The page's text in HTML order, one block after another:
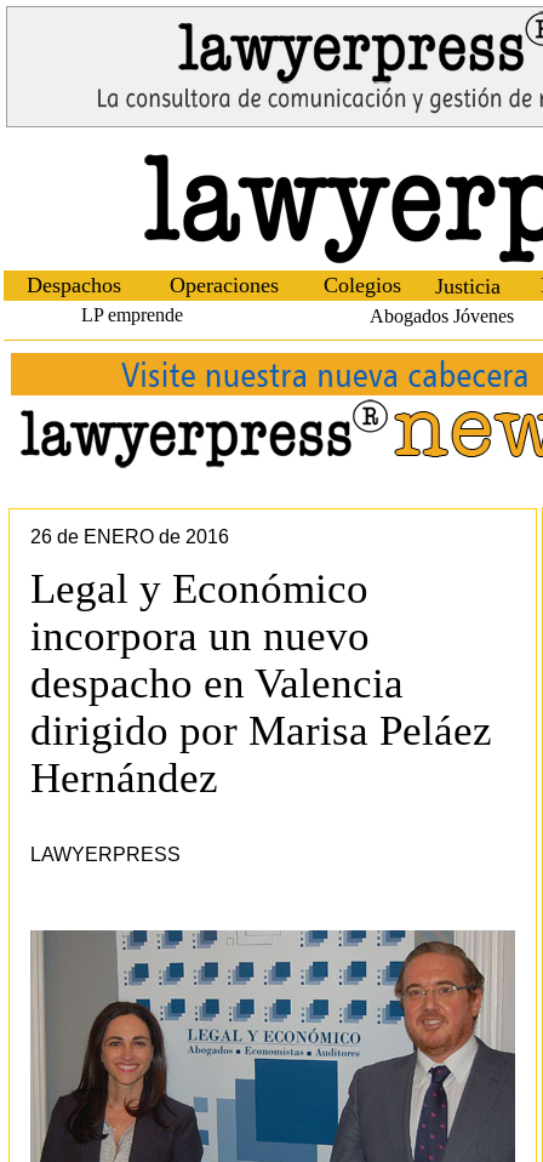
Despachos Operaciones Colegios Justicia
LP emprende Abogados Jóvenes
26 de ENERO de 2016
Legal y Económico
incorpora un nuevo
despacho en Valencia
dirigido por Marisa Peláez
Hernández
LAWYERPRESS